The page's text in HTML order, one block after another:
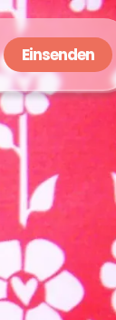
Einsenden